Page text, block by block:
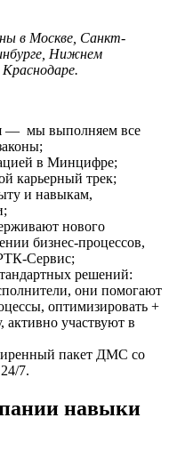
в Москве, Санкт-
Нижнем
— мы выполняем все
в Минцифре;
карьерный трек;
и навыкам,
нового
бизнес-процессов,
Сервис;
решений:
они помогают
оптимизировать +
активно участвуют в
пакет ДМС со
7.
навыки